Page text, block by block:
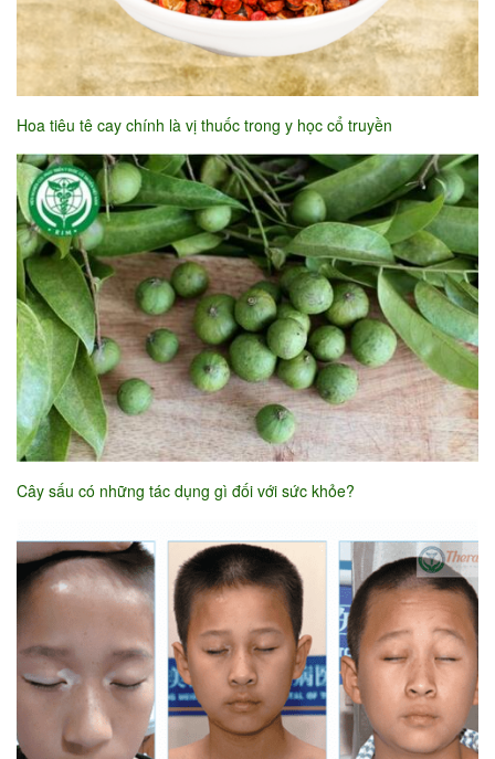
Hoa tiêu tê cay chính là vị thuốc trong y học cổ truyền
Cây sấu có những tác dụng gì đối với sức khỏe?